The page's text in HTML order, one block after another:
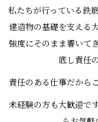
私たちが行っている鉄
建造物の基礎を支える
強度にそのまま響いて
底し責任
責任のある仕事だから
未経験の方も大歓迎で